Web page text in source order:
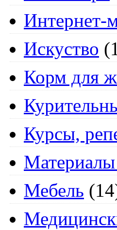
Интернет-
Искуство
Корм для
Курсы,
Мебель